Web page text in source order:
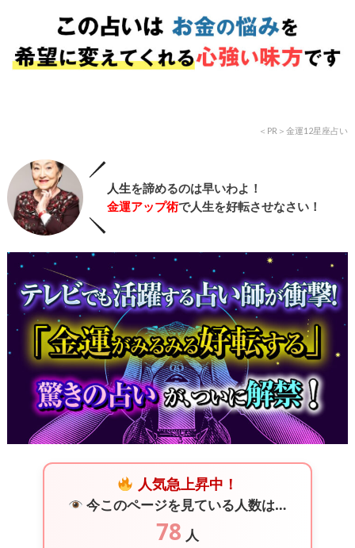
＜PR＞金運12星座占い
人生を諦めるのは早いわよ！
金運アップ術で人生を好転させなさい！
人気急上昇中！
今このページを見ている人数は…
78 人